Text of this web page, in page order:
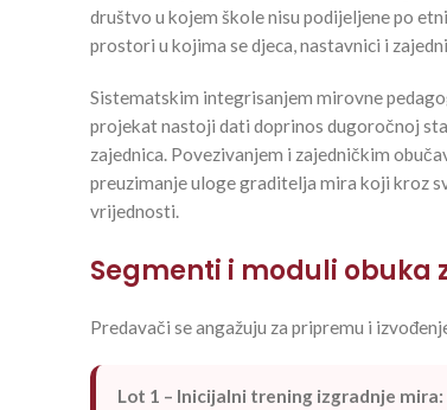
društvo u kojem škole nisu podijeljene po
prostori u kojima se djeca, nastavnici i
Sistematskim integrisanjem mirovne
projekat nastoji dati doprinos dugoročnoj
zajednica. Povezivanjem i zajedničkim
preuzimanje uloge graditelja mira koji kroz
vrijednosti.
Segmenti i moduli obuka
Predavači se angažuju za pripremu i
Lot 1 – Inicijalni trening izgradnje